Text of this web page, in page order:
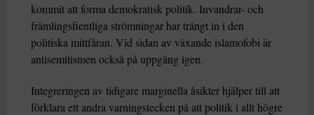
kommit att forma demokratisk politik. Invandrar- och
främlingsfientliga strömningar har trängt in i den
politiska mittfåran. Vid sidan av växande islamofobi är
antisemitismen också på uppgång igen.
Integreringen av tidigare marginella åsikter hjälper till att
förklara ett andra varningstecken på att politik i allt högre